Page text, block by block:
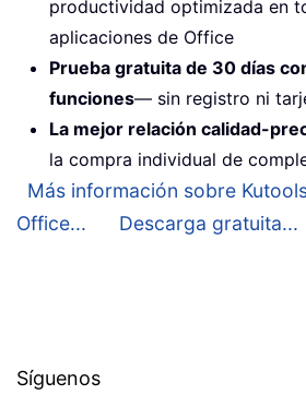
productividad optimizada en
aplicaciones de Office
Prueba gratuita de 30 días
funciones— sin registro ni
La mejor relación calidad-
la compra individual de
Más información sobre
Office...
Descarga gratuita...
Síguenos